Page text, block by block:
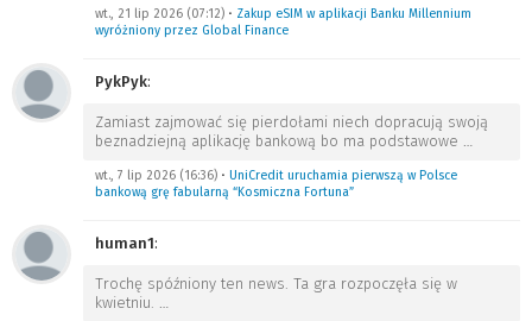
wt., 21 lip 2026 (07:12) • Zakup eSIM w aplikacji Banku Millennium
wyróżniony przez Global Finance
PykPyk:
Zamiast zajmować się pierdołami niech dopracują swoją
beznadziejną aplikację bankową bo ma podstawowe …
wt., 7 lip 2026 (16:36) • UniCredit uruchamia pierwszą w Polsce
bankową grę fabularną “Kosmiczna Fortuna”
human1:
Trochę spóźniony ten news. Ta gra rozpoczęła się w
kwietniu. …